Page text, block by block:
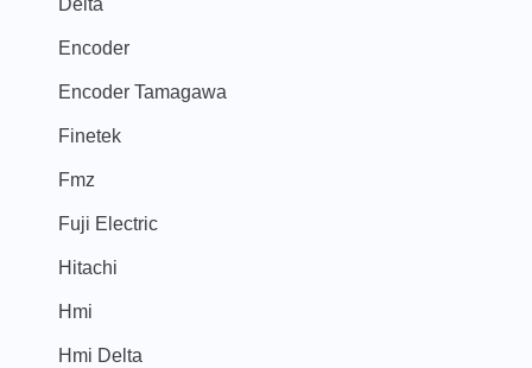
Encoder
Encoder Tamagawa
Finetek
Fmz
Fuji Electric
Hitachi
Hmi
Hmi Delta